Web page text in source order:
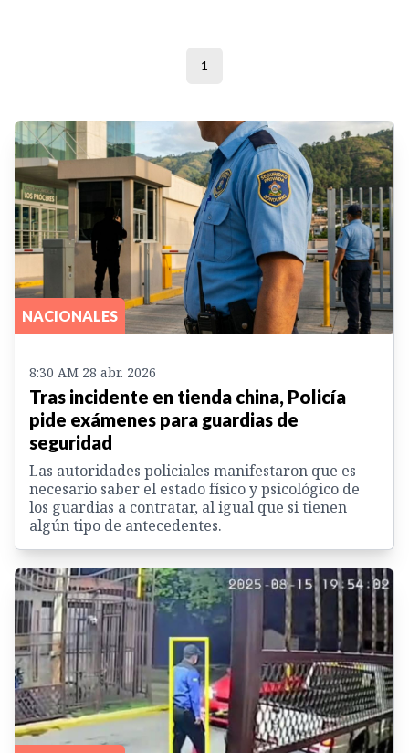
1
NACIONALES
8:30 AM 28 abr. 2026
Tras incidente en tienda china, Policía
pide exámenes para guardias de
seguridad
Las autoridades policiales manifestaron que es
necesario saber el estado físico y psicológico de
los guardias a contratar, al igual que si tienen
algún tipo de antecedentes.